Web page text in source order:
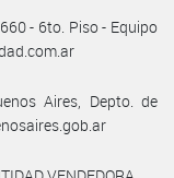
- 6to. Piso - Equipo
Aires, Depto. de